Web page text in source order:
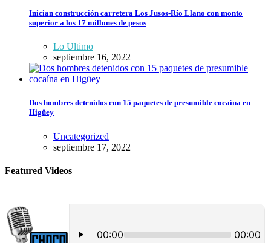
Inician construcción carretera Los Jusos-Río Llano con monto
superior a los 17 millones de pesos
Lo Ultimo
septiembre 16, 2022
Dos hombres detenidos con 15 paquetes de presumible cocaína en
Higüey
Uncategorized
septiembre 17, 2022
Featured Videos